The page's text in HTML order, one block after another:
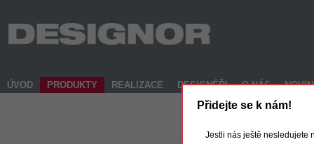
ÚVOD PRODUKTY REALIZACE DESIGNÉŘI O NÁS
Přidejte se k nám!
Jestli nás ještě nesledujete